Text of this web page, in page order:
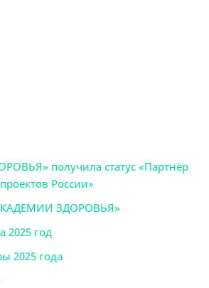
получила статус «Партнёр
России»
ЗДОРОВЬЯ»
2025 год
2025 года